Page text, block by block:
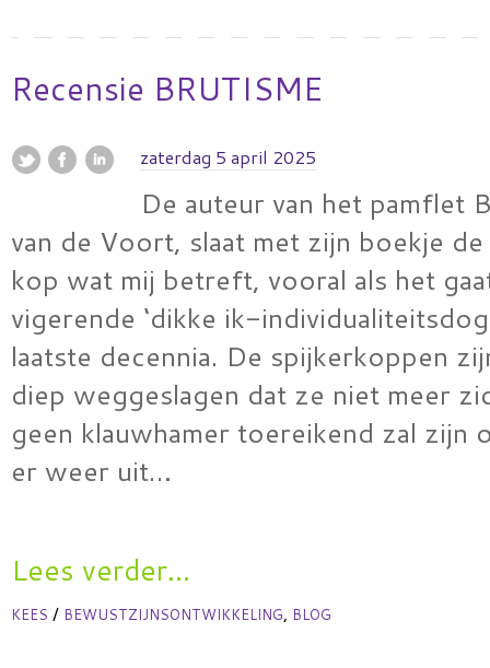
Recensie BRUTISME
zaterdag 5 april 2025
De auteur van het pamflet
van de Voort, slaat met zijn boekje
kop wat mij betreft, vooral als het
vigerende ‘dikke ik-
laatste decennia. De spijkerkoppen
diep weggeslagen dat ze niet meer
geen klauwhamer toereikend zal zijn
er weer uit…
Lees verder...
KEES / BEWUSTZIJNSONTWIKKELING, BLOG